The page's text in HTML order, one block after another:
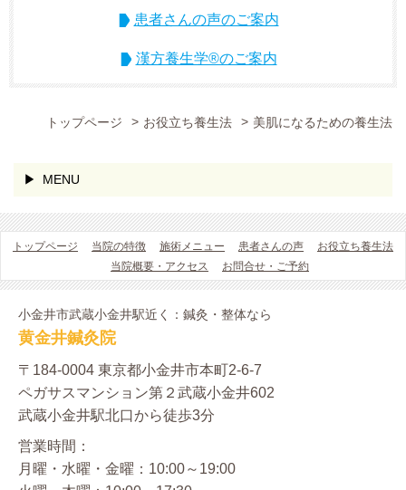
患者さんの声のご案内
漢方養生学®のご案内
トップページ お役立ち養生法 美肌になるための養生法
MENU
トップページ 当院の特徴 施術メニュー 患者さんの声
お役立ち養生法
当院概要・アクセス
お問合せ・ご予約
小金井市武蔵小金井駅近く：鍼灸・整体なら
黄金井鍼灸院
〒184-0004 東京都小金井市本町2-6-7
ペガサスマンション第２武蔵小金井602
武蔵小金井駅北口から徒歩3分
営業時間：
月曜・水曜・金曜：10:00～19:00